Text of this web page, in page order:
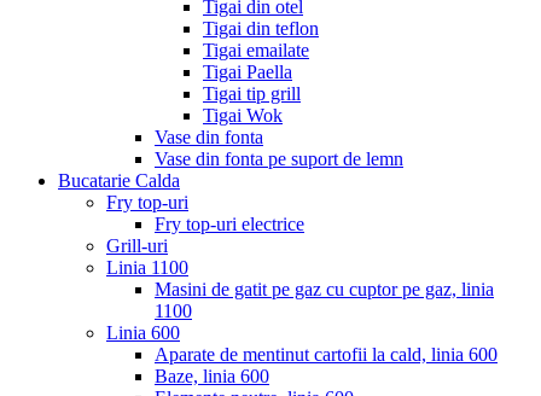
Tigai din otel
Tigai din teflon
Tigai emailate
Tigai Paella
Tigai tip grill
Tigai Wok
Vase din fonta
Vase din fonta pe suport de lemn
Bucatarie Calda
Fry top-uri
Fry top-uri electrice
Grill-uri
Linia 1100
Masini de gatit pe gaz cu cuptor pe gaz, linia
1100
Linia 600
Aparate de mentinut cartofii la cald, linia 600
Baze, linia 600